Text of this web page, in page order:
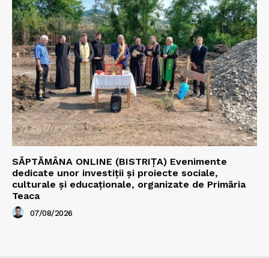
SĂPTĂMÂNA ONLINE (BISTRIȚA) Evenimente
dedicate unor investiții și proiecte sociale,
culturale și educaționale, organizate de Primăria
Teaca
07/08/2026